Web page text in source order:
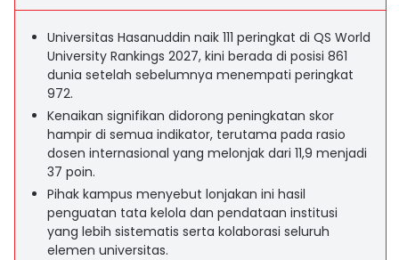
Universitas Hasanuddin naik 111 peringkat di QS World
University Rankings 2027, kini berada di posisi 861
dunia setelah sebelumnya menempati peringkat
972.
Kenaikan signifikan didorong peningkatan skor
hampir di semua indikator, terutama pada rasio
dosen internasional yang melonjak dari 11,9 menjadi
37 poin.
Pihak kampus menyebut lonjakan ini hasil
penguatan tata kelola dan pendataan institusi
yang lebih sistematis serta kolaborasi seluruh
elemen universitas.